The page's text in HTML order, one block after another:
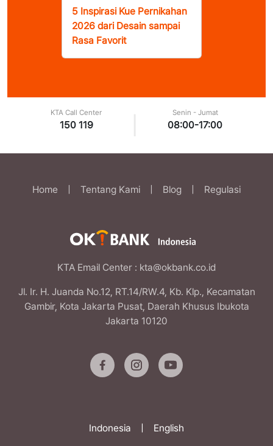
5 Inspirasi Kue Pernikahan
2026 dari Desain sampai
Rasa Favorit
KTA Call Center
150 119
Senin - Jumat
08:00-17:00
Home Tentang Kami Blog Regulasi
KTA Email Center : kta@okbank.co.id
Jl. Ir. H. Juanda No.12, RT.14/RW.4, Kb. Klp., Kecamatan
Gambir, Kota Jakarta Pusat, Daerah Khusus Ibukota
Jakarta 10120
Indonesia English